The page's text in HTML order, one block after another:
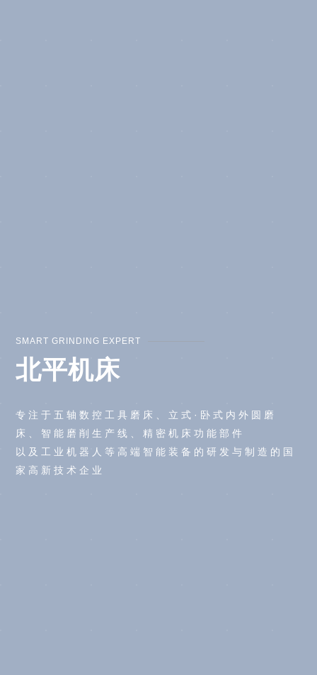
SMART GRINDING EXPERT
北平机床
专注于五轴数控工具磨床、立式·卧式内外圆磨
床、智能磨削生产线、精密机床功能部件
以及工业机器人等高端智能装备的研发与制造的国
家高新技术企业